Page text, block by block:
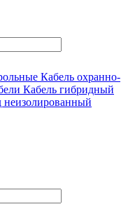
Кабель охранно-
Кабель гибридный
неизолированный